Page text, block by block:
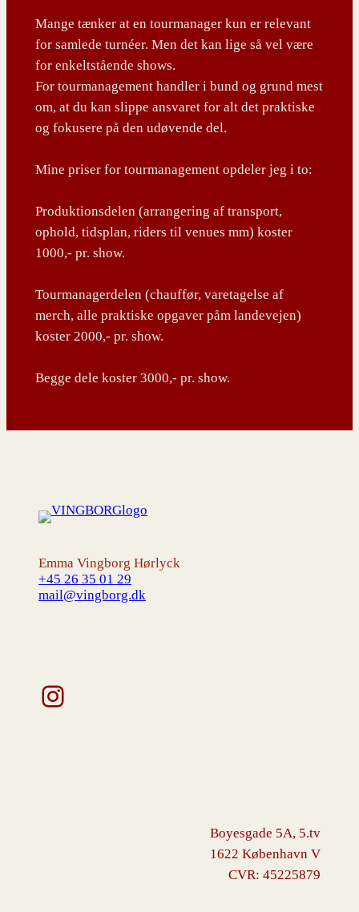
Mange tænker at en tourmanager kun er relevant
for samlede turnéer. Men det kan lige så vel være
for enkeltstående shows.
For tourmanagement handler i bund og grund mest
om, at du kan slippe ansvaret for alt det praktiske
og fokusere på den udøvende del.
Mine priser for tourmanagement opdeler jeg i to:
Produktionsdelen (arrangering af transport,
ophold, tidsplan, riders til venues mm) koster
1000,- pr. show.
Tourmanagerdelen (chauffør, varetagelse af
merch, alle praktiske opgaver påm landevejen)
koster 2000,- pr. show.
Begge dele koster 3000,- pr. show.
Emma Vingborg Hørlyck
+45 26 35 01 29
mail@vingborg.dk
Instagram
Boyesgade 5A, 5.tv
1622 København V
CVR: 45225879